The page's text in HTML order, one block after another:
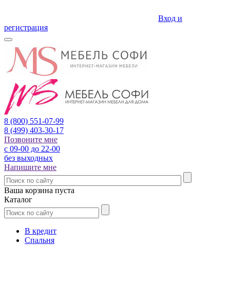
Вход и
регистрация
8 (800) 551-07-99
8 (499) 403-30-17
Позвоните мне
с 09-00 до 22-00
без выходных
Напишите мне
Ваша корзина пуста
Каталог
В кредит
Спальня